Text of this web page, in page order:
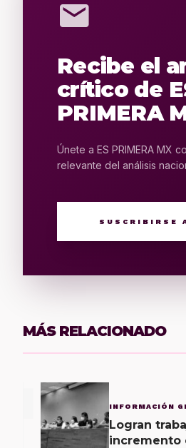
mail
Recibe el
crítico de
PRIMERA
Únete a ES PRIMERA MX
relevante del análisis
SUSCRIBIRSE
MÁS RELACIONADO
INFORMACIÓN
Logran
incremento